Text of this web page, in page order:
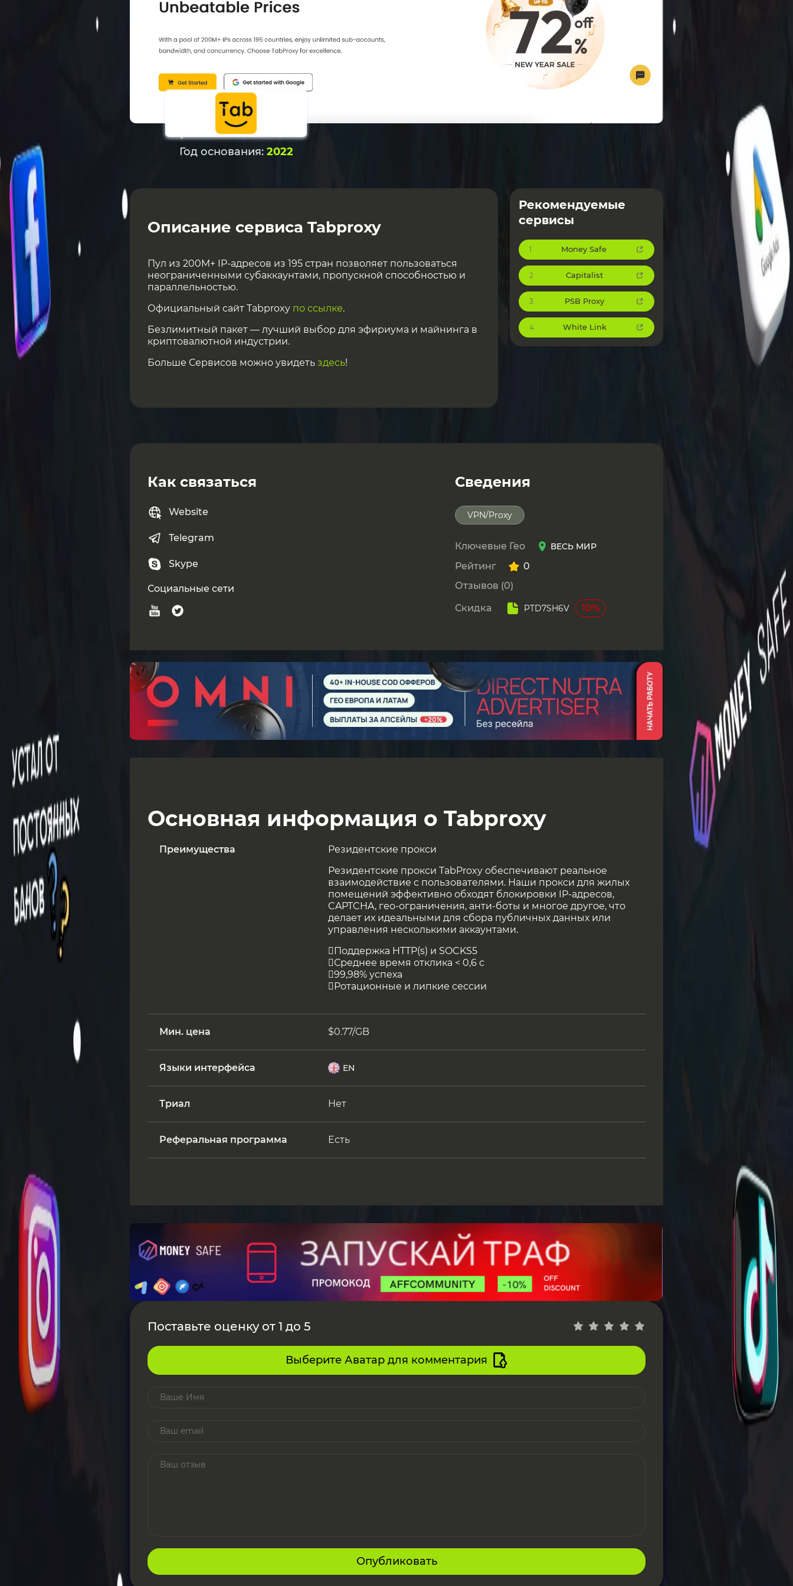
Год основания: 2022
Описание сервиса Tabproxy
Пул из 200M+ IP-адресов из 195 стран позволяет пользоваться
неограниченными субаккаунтами, пропускной способностью и
параллельностью.
Официальный сайт Tabproxy по ссылке.
Безлимитный пакет — лучший выбор для эфириума и майнинга в
криптовалютной индустрии.
Больше Сервисов можно увидеть здесь!
Рекомендуемые
сервисы
1 Money Safe
2 Capitalist
3 PSB Proxy
4 White Link
Как связаться
Website
Telegram
Skype
Социальные сети
Сведения
VPN/Proxy
Ключевые Гео ВЕСЬ МИР
Рейтинг
0
Отзывов (0)
Скидка
PTD7SH6V 10%
Основная информация о Tabproxy
Преимущества
Резидентские прокси
Резидентские прокси TabProxy обеспечивают реальное
взаимодействие с пользователями. Наши прокси для жилых
помещений эффективно обходят блокировки IP-адресов,
CAPTCHA, гео-ограничения, анти-боты и многое другое, что
делает их идеальными для сбора публичных данных или
управления несколькими аккаунтами.
Поддержка HTTP(s) и SOCKS5
Среднее время отклика < 0,6 с
99,98% успеха
Ротационные и липкие сессии
Мин. цена $0.77/GB
Языки интерфейса EN
Триал Нет
Реферальная программа Есть
Поставьте оценку от 1 до 5
Выберите Аватар для комментария
Опубликовать